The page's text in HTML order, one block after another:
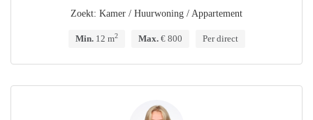
Zoekt: Kamer / Huurwoning / Appartement
Min.12 m2 Max.€ 800 Per direct